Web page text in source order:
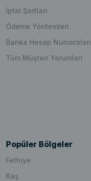
İptal Şartları
Ödeme Yöntemleri
Banka Hesap Numaraları
Tüm Müşteri Yorumları
Popüler Bölgeler
Fethiye
Kaş